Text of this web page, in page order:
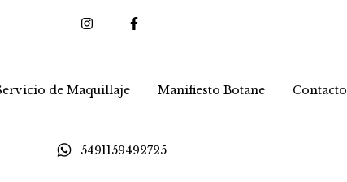
de Maquillaje Manifiesto Botane Contacto
5491159492725